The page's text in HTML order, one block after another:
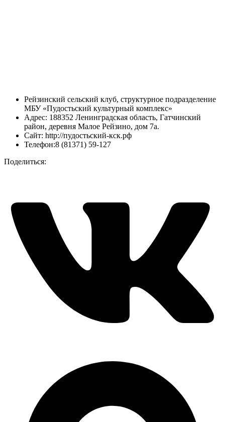
Рейзинский сельский клуб, структурное подразделение
МБУ «Пудостьский культурный комплекс»
Адрес: 188352 Ленинградская область, Гатчинский
район, деревня Малое Рейзино, дом 7а.
Сайт: http://пудостьский-кск.рф
Телефон:8 (81371) 59-127
Поделиться: